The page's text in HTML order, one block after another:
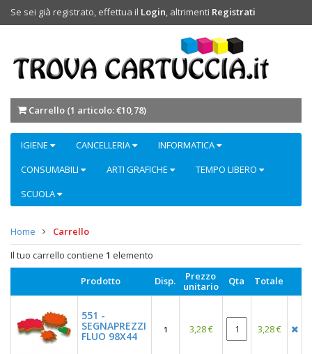
Se sei già registrato, effettua il Login, altrimenti Registrati
Carrello (1 articolo: €10,78)
IGIENE CANCELLERIA
INFORMATICA
CONSUMABILI
ARTI GRAFICHE
TEMPO LIBERO
SCUOLA
Home
Carrello
Il tuo carrello contiene 1 elemento
Prodotto Disp.
Prezzo
unitario
Qta Totale
551 -
SEGNAPREZZI
FLUO 98X44 1 3,28 € 3,28 €